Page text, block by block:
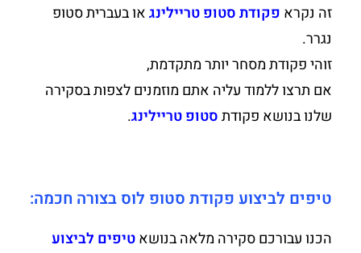
זה נקרא פקודת סטופ טריילינגאו בעברית סטופ
נגרר.
זוהי פקודת מסחר יותר מתקדמת,
אם תרצו ללמוד עליה אתם מוזמנים לצפות בסקירה
שלנו בנושא פקודתסטופ טריילינג.
טיפים לביצוע פקודת סטופ לוס בצורה חכמה:
הכנו עבורכם סקירה מלאה בנושאטיפים לביצוע